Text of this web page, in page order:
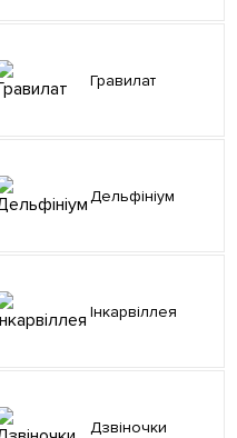
Гравилат
Дельфініум
Інкарвіллея
Дзвіночки